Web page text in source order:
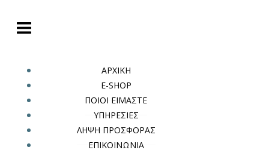
ΑΡΧΙΚΗ
E-SHOP
ΠΟΙΟΙ ΕΙΜΑΣΤΕ
ΥΠΗΡΕΣΙΕΣ
ΛΗΨΗ ΠΡΟΣΦΟΡΑΣ
ΕΠΙΚΟΙΝΩΝΙΑ